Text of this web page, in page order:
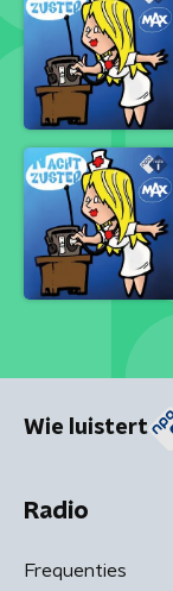
Wie luistert
Radio
Frequenties